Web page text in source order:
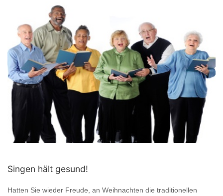
Singen hält gesund!
Hatten Sie wieder Freude, an Weihnachten die traditionellen